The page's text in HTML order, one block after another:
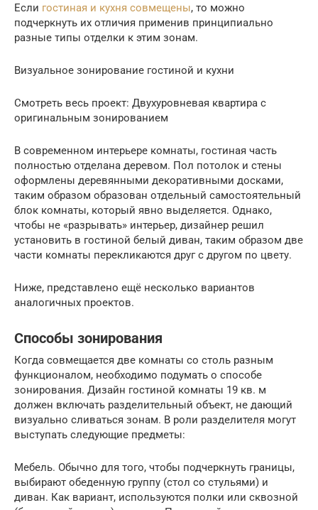
Если гостиная и кухня совмещены, то можно
подчеркнуть их отличия применив принципиально
разные типы отделки к этим зонам.
Визуальное зонирование гостиной и кухни
Смотреть весь проект: Двухуровневая квартира с
оригинальным зонированием
В современном интерьере комнаты, гостиная часть
полностью отделана деревом. Пол потолок и стены
оформлены деревянными декоративными досками,
таким образом образован отдельный самостоятельный
блок комнаты, который явно выделяется. Однако,
чтобы не «разрывать» интерьер, дизайнер решил
установить в гостиной белый диван, таким образом две
части комнаты перекликаются друг с другом по цвету.
Ниже, представлено ещё несколько вариантов
аналогичных проектов.
Способы зонирования
Когда совмещается две комнаты со столь разным
функционалом, необходимо подумать о способе
зонирования. Дизайн гостиной комнаты 19 кв. м
должен включать разделительный объект, не дающий
визуально сливаться зонам. В роли разделителя могут
выступать следующие предметы:
Мебель. Обычно для того, чтобы подчеркнуть границы,
выбирают обеденную группу (стол со стульями) и
диван. Как вариант, используются полки или сквозной